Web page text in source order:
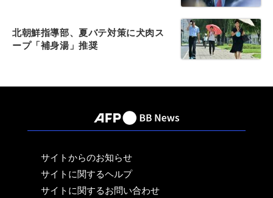
北朝鮮指導部、夏バテ対策に犬肉ス
ープ「補身湯」推奨
サイトからのお知らせ
サイトに関するヘルプ
サイトに関するお問い合わせ